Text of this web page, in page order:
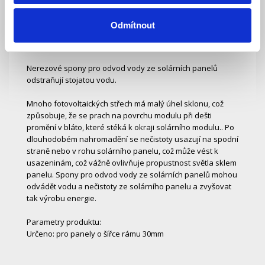
Odmítnout
Popis
Nerezové spony pro odvod vody ze solárních panelů
odstraňují stojatou vodu.
Mnoho fotovoltaických střech má malý úhel sklonu, což
způsobuje, že se prach na povrchu modulu při dešti
promění v bláto, které stéká k okraji solárního modulu.. Po
dlouhodobém nahromadění se nečistoty usazují na spodní
straně nebo v rohu solárního panelu, což může vést k
usazeninám, což vážně ovlivňuje propustnost světla sklem
panelu. Spony pro odvod vody ze solárních panelů mohou
odvádět vodu a nečistoty ze solárního panelu a zvyšovat
tak výrobu energie.
Parametry produktu:
Určeno: pro panely o šířce rámu 30mm